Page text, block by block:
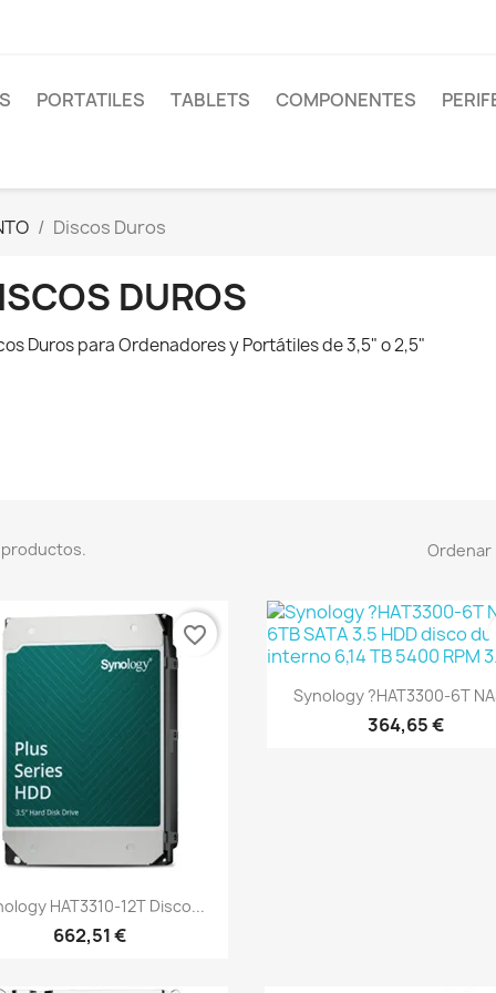
PORTATILES TABLETS COMPONENTES
Discos Duros
DUROS
Duros para Ordenadores y Portátiles de 3,5" o 2,5"
productos. Ordenar
Vista rápida
HAT3310-12T Disco...
662,51 €
favorite_border
Vista rápida
Synology ?HAT3300-6T
364,65 €